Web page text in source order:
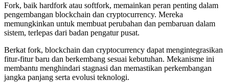
Fork, baik hardfork atau softfork, memainkan peran penting dalam
pengembangan blockchain dan cryptocurrency. Mereka
memungkinkan untuk membuat perubahan dan pembaruan dalam
sistem, terlepas dari badan pengatur pusat.
Berkat fork, blockchain dan cryptocurrency dapat mengintegrasikan
fitur-fitur baru dan berkembang sesuai kebutuhan. Mekanisme ini
membantu menghindari stagnasi dan memastikan perkembangan
jangka panjang serta evolusi teknologi.